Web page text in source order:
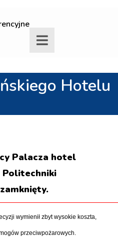
Hotelu
Palacza hotel
Politechniki
wymienił zbyt wysokie koszta,
przeciwpożarowych.